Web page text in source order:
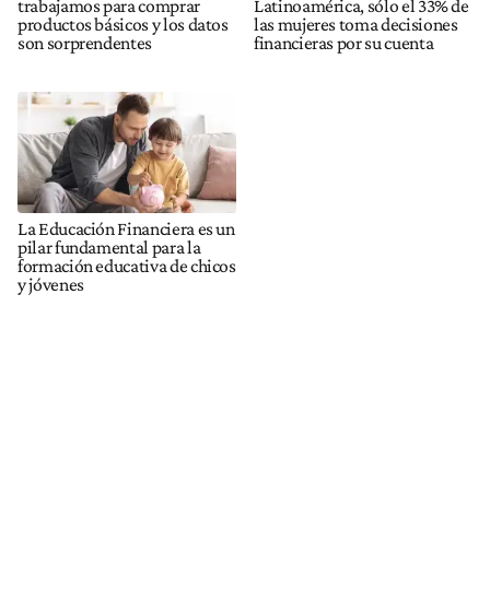
trabajamos para comprar
productos básicos y los datos
son sorprendentes
Latinoamérica, sólo el 33% de
las mujeres toma decisiones
financieras por su cuenta
La Educación Financiera es un
pilar fundamental para la
formación educativa de chicos
y jóvenes